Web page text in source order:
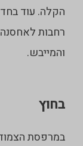
הקלה. עוד
רחבות
והמייבש.
בחוץ
במרפסת